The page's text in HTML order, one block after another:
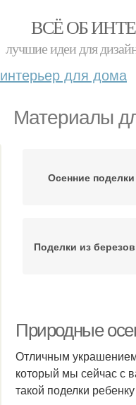
ВСЁ ОБ
лучшие идеи для
интерьер для дома
Материалы
Осенние поделки
Поделки из
Природные
Отличным
который мы сейчас с
такой поделки